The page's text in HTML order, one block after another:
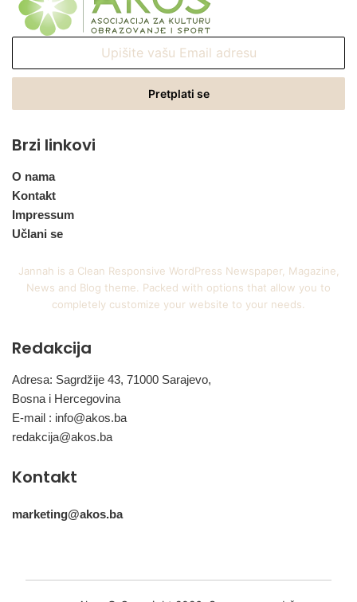
Email
Brzi linkovi
O nama
Kontakt
Impressum
Učlani se
Jannah is a Clean Responsive WordPress Newspaper, Magazine,
News and Blog theme. Packed with options that allow you to
completely customize your website to your needs.
Redakcija
Adresa: Sagrdžije 43, 71000 Sarajevo,
Bosna i Hercegovina
E-mail : info@akos.ba
redakcija@akos.ba
Kontakt
marketing@akos.ba